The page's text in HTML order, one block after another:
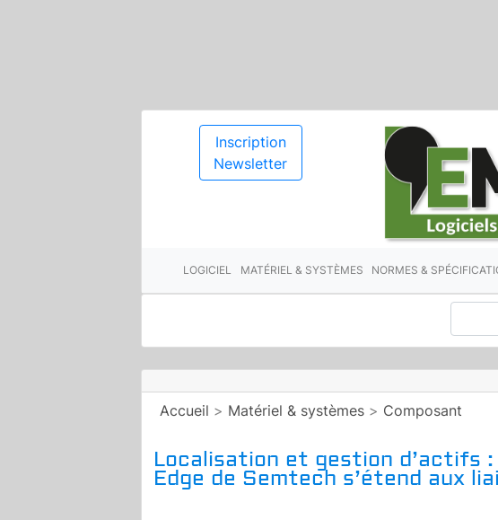
Inscription
Newsletter
LOGICIEL MATÉRIEL & SYSTÈMES NORMES &
Accueil > Matériel & systèmes > Composant
Localisation et gestion d’actifs
Edge de Semtech s’étend aux